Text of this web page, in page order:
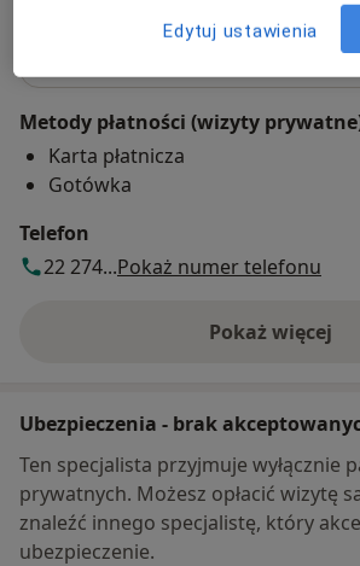
Dostępność
Pokaż kalendarz
Metody płatności (wizyty
Karta płatnicza
Gotówka
Telefon
22 274...Pokaż numer telefonu
Pokaż więcej
o adresie
Ubezpieczenia - brak
Ten specjalista przyjmuje wyłącznie
prywatnych. Możesz opłacić wizytę
znaleźć innego specjalistę, który
ubezpieczenie.
Edytuj ustawienia